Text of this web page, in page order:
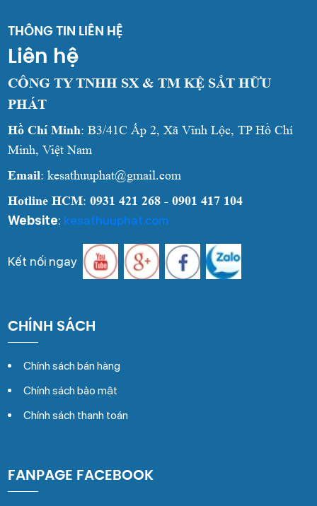
THÔNG TIN LIÊN HỆ
Liên hệ
CÔNG TY TNHH SX & TM KỆ SẮT HỮU
PHÁT
Hồ Chí Minh: B3/41C Ấp 2, Xã Vĩnh Lộc, TP Hồ Chí
Minh, Việt Nam
Email: kesathuuphat@gmail.com
Hotline HCM:0931 421 268 - 0901 417 104
Website: kesathuuphat.com
Kết nối ngay
CHÍNH SÁCH
Chính sách bán hàng
Chính sách bảo mật
Chính sách thanh toán
FANPAGE FACEBOOK